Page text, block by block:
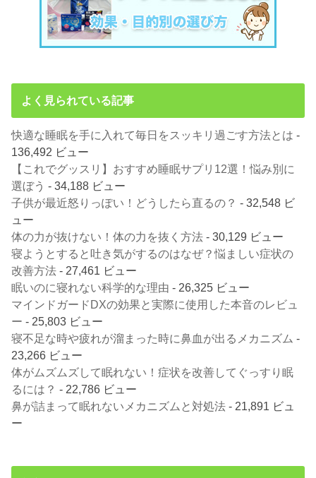
よく見られている記事
快適な睡眠を手に入れて毎日をスッキリ過ごす方法とは -
136,492 ビュー
【これでグッスリ】おすすめ睡眠サプリ12選！悩み別に
選ぼう - 34,188 ビュー
子供が最近怒りっぽい！どうしたら直るの？ - 32,548 ビ
ュー
体の力が抜けない！体の力を抜く方法 - 30,129 ビュー
寝ようとすると吐き気がするのはなぜ？悩ましい症状の
改善方法 - 27,461 ビュー
眠いのに寝れない科学的な理由 - 26,325 ビュー
マインドガードDXの効果と実際に使用した本音のレビュ
ー - 25,803 ビュー
寝不足な時や疲れが溜まった時に鼻血が出るメカニズム -
23,266 ビュー
体がムズムズして眠れない！症状を改善してぐっすり眠
るには？ - 22,786 ビュー
鼻が詰まって眠れないメカニズムと対処法 - 21,891 ビュ
ー